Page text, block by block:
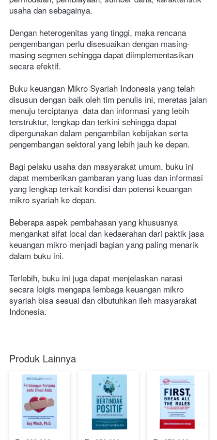
usaha dan sebagainya.
Dengan heterogenitas yang tinggi, maka rencana
pengembangan perlu disesuaikan dengan masing-
masing segmen sehingga dapat diimplementasikan
secara efektif.
Buku keuangan Mikro Syariah Indonesia yang telah
disusun dengan baik oleh tim penulis ini, meretas jalan
menuju terciptanya  data dan informasi yang lebih
terstruktur, lengkap dan terkini sehingga dapat
dipergunakan dalam pengambilan kebijakan serta
pengembangan sektoral yang lebih jauh ke depan.
Bagi pelaku usaha dan masyarakat umum, buku ini
dapat memberikan gambaran yang luas dan informasi
yang lengkap terkait kondisi dan potensi keuangan
mikro syariah ke depan.
Beberapa aspek pembahasan yang khususnya
mengankat sifat local dan kedaerahan dari paktik jasa
keuangan mikro menjadi bagian yang paling menarik
dalam buku ini.
Terlebih, buku ini juga dapat menjelaskan narasi
secara loigis mengapa lembaga keuangan mikro
syariah bisa sesuai dan dibutuhkan ileh masyarakat
Indonesia.
Produk Lainnya